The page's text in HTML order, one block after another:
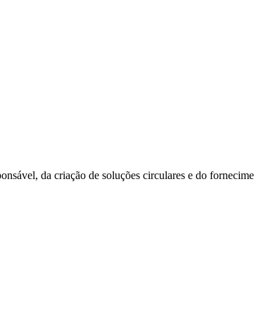
da criação de soluções circulares e do